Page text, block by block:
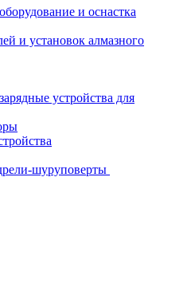
и оснастка
и установок алмазного
устройства для
шуруповерты